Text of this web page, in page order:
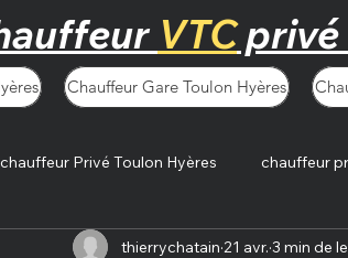
VTCprivé
Chauffeur Gare Toulon Hyères
Privé Toulon Hyères chauffeur
thierrychatain 21 avr. 3 min de